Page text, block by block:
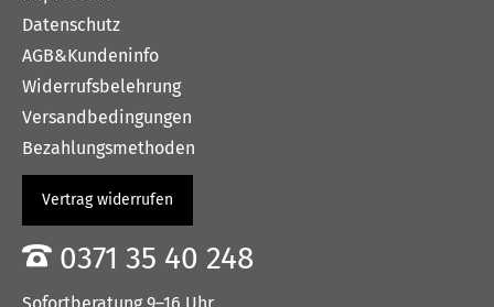
Datenschutz
AGB&Kundeninfo
Widerrufsbelehrung
Versandbedingungen
Bezahlungsmethoden
Vertrag widerrufen
0371 35 40 248